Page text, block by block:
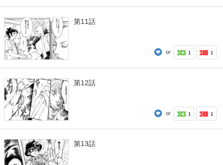
第11話
or 1 1
第12話
or 1 1
第13話